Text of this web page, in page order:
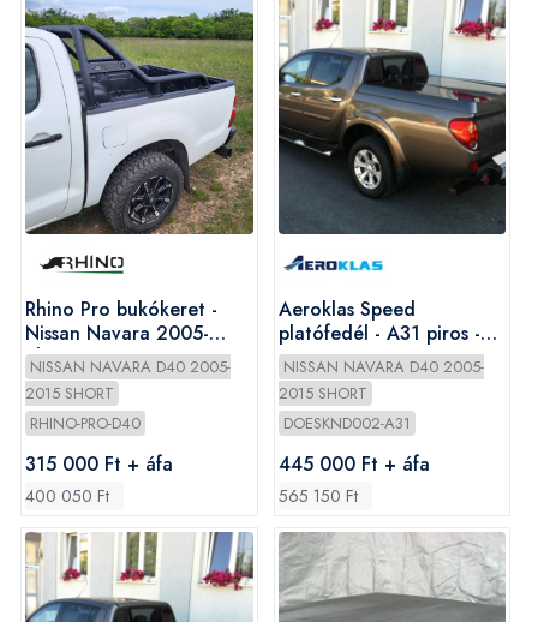
Rhino Pro bukókeret -
Nissan Navara 2005-
Short
NISSAN NAVARA D40 2005-
2015 SHORT
RHINO-PRO-D40
315 000 Ft + áfa
400 050 Ft
Aeroklas Speed
platófedél - A31 piros -
Nissan D/C 2005-2015
NISSAN NAVARA D40 2005-
2015 SHORT
DOESKND002-A31
445 000 Ft + áfa
565 150 Ft